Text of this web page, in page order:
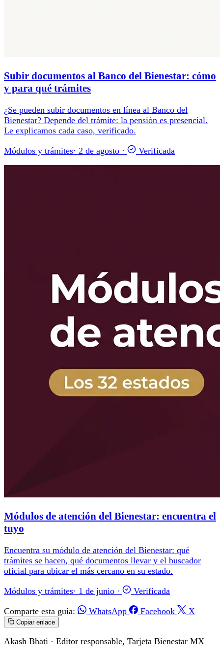
Subir documentos al Banco del Bienestar: cómo
y para qué trámites
¿Se pueden subir documentos en línea al Banco del
Bienestar? Depende del trámite: la pensión es presencial.
Le explicamos cada caso, verificado.
Módulos y trámites· 2 de agosto · Verificada
Módulos de atención del Bienestar: encuentra el
tuyo
Encuentra su módulo de atención del Bienestar: qué
trámites se hacen, qué documentos llevar y el buscador
oficial para ubicar el más cercano en su estado.
Módulos y trámites· 1 de junio · Verificada
Comparte esta guía: WhatsApp Facebook X
Copiar enlace
Akash Bhati · Editor responsable, Tarjeta Bienestar MX